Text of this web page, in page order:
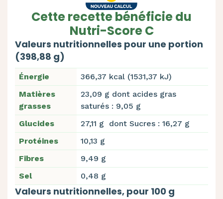
Cette recette bénéficie du
Nutri-Score C
Valeurs nutritionnelles pour une portion
(398,88 g)
Énergie
366,37 kcal (1531,37 kJ)
Matières
grasses
23,09 g dont acides gras
saturés : 9,05 g
Glucides
27,11 g dont Sucres : 16,27 g
Protéines
10,13 g
Fibres
9,49 g
Sel
0,48 g
Valeurs nutritionnelles, pour 100 g